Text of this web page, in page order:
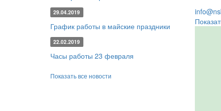
29.04.2019
График работы в майские праздники
22.02.2019
Часы работы 23 февраля
Показать все новости